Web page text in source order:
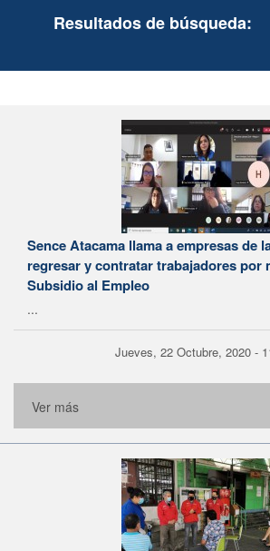
Resultados de búsqueda:
Sence Atacama llama a empresas de
regresar y contratar trabajadores por
Subsidio al Empleo
...
Jueves, 22 Octubre, 2020 -
Ver más